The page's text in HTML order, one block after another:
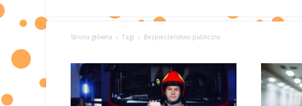
Strona główna Tagi Bezpieczeństwo publiczne